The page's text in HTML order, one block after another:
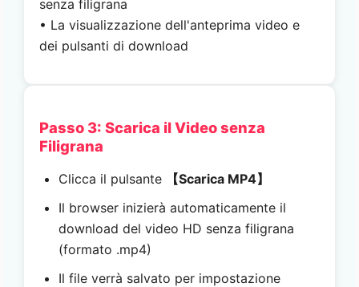
senza filigrana
• La visualizzazione dell'anteprima video e
dei pulsanti di download
Passo 3: Scarica il Video senza
Filigrana
Clicca il pulsante
【Scarica MP4】
Il browser inizierà automaticamente il
download del video HD senza filigrana
(formato .mp4)
Il file verrà salvato per impostazione